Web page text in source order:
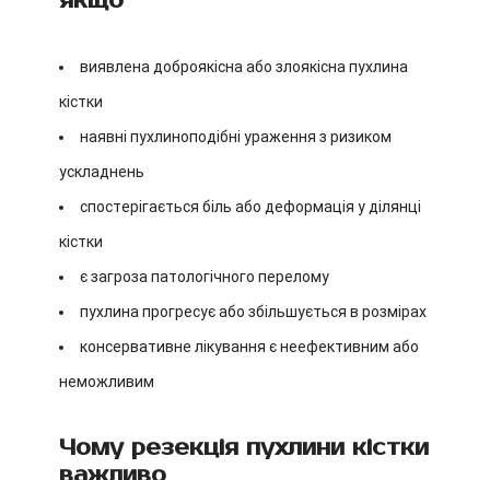
виявлена доброякісна або злоякісна пухлина
кістки
наявні пухлиноподібні ураження з ризиком
ускладнень
спостерігається біль або деформація у ділянці
кістки
є загроза патологічного перелому
пухлина прогресує або збільшується в розмірах
консервативне лікування є неефективним або
неможливим
Чому резекція пухлини кістки